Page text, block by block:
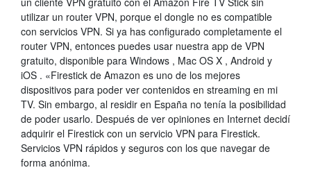
utilizar un router VPN, porque el dongle no es compatible
con servicios VPN. Si ya has configurado completamente el
router VPN, entonces puedes usar nuestra app de VPN
gratuito, disponible para Windows , Mac OS X , Android y
iOS . «Firestick de Amazon es uno de los mejores
dispositivos para poder ver contenidos en streaming en mi
TV. Sin embargo, al residir en España no tenía la posibilidad
de poder usarlo. Después de ver opiniones en Internet decidí
adquirir el Firestick con un servicio VPN para Firestick.
Servicios VPN rápidos y seguros con los que navegar de
forma anónima.